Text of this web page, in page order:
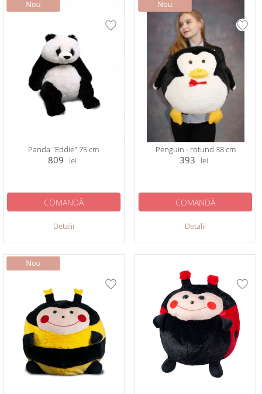
Panda "Eddie" 75 cm
809 lei
Detalii
COMANDĂ
Penguin - rotund 38 cm
393 lei
Detalii
COMANDĂ